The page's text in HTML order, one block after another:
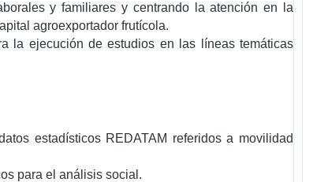
y familiares y centrando la atención en la
agroexportador frutícola.
la ejecución de estudios en las líneas temáticas
estadísticos REDATAM referidos a movilidad
para el análisis social.